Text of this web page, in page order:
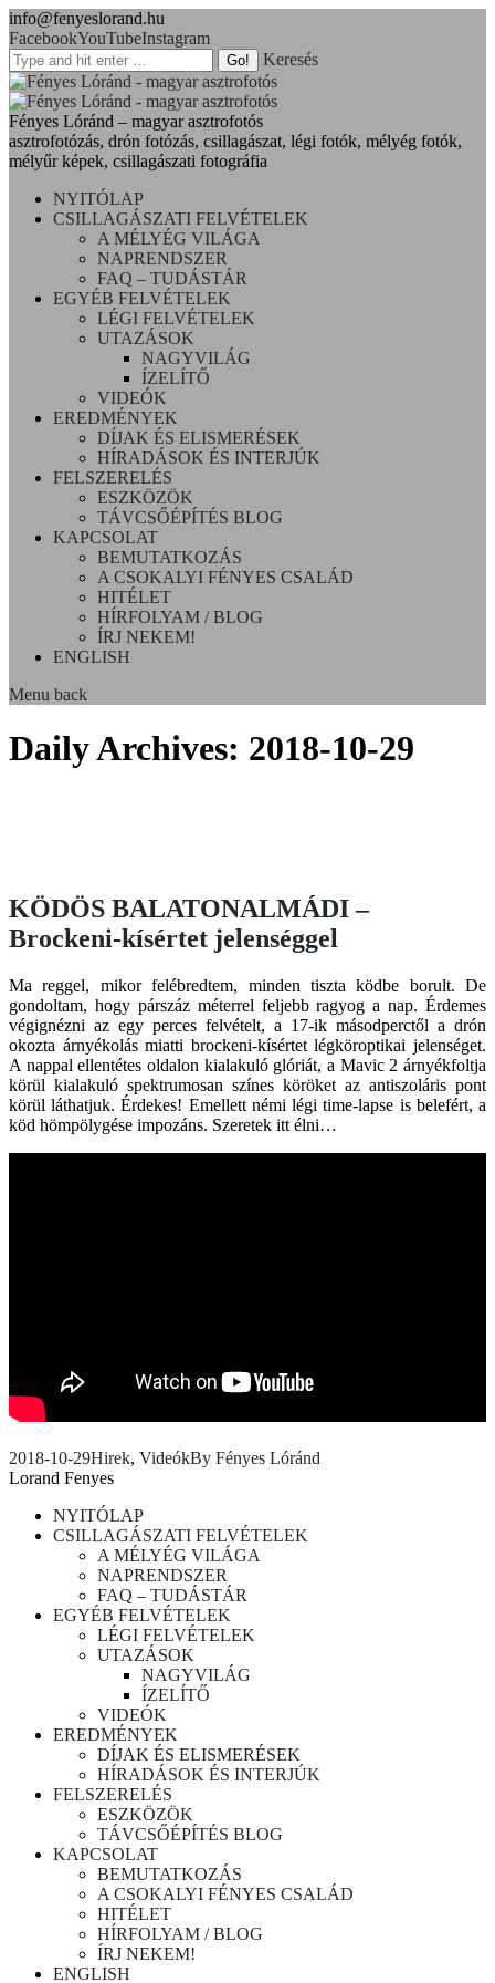
info@fenyeslorand.hu
FacebookYouTubeInstagram
Keresés
Fényes Lóránd – magyar asztrofotós
asztrofotózás, drón fotózás, csillagászat, légi fotók, mélyég fotók,
mélyűr képek, csillagászati fotográfia
NYITÓLAP
CSILLAGÁSZATI FELVÉTELEK
A MÉLYÉG VILÁGA
NAPRENDSZER
FAQ – TUDÁSTÁR
EGYÉB FELVÉTELEK
LÉGI FELVÉTELEK
UTAZÁSOK
NAGYVILÁG
ÍZELÍTŐ
VIDEÓK
EREDMÉNYEK
DÍJAK ÉS ELISMERÉSEK
HÍRADÁSOK ÉS INTERJÚK
FELSZERELÉS
ESZKÖZÖK
TÁVCSŐÉPÍTÉS BLOG
KAPCSOLAT
BEMUTATKOZÁS
A CSOKALYI FÉNYES CSALÁD
HITÉLET
HÍRFOLYAM / BLOG
ÍRJ NEKEM!
ENGLISH
Menu back
Daily Archives: 2018-10-29
KÖDÖS BALATONALMÁDI –
Brockeni-kísértet jelenséggel
Ma reggel, mikor felébredtem, minden tiszta ködbe borult. De
gondoltam, hogy párszáz méterrel feljebb ragyog a nap. Érdemes
végignézni az egy perces felvételt, a 17-ik másodperctől a drón
okozta árnyékolás miatti brockeni-kísértet légköroptikai jelenséget.
A nappal ellentétes oldalon kialakuló glóriát, a Mavic 2 árnyékfoltja
körül kialakuló spektrumosan színes köröket az antiszoláris pont
körül láthatjuk. Érdekes! Emellett némi légi time-lapse is belefért, a
köd hömpölygése impozáns. Szeretek itt élni…
2018-10-29Hirek, VideókBy Fényes Lóránd
Lorand Fenyes
NYITÓLAP
CSILLAGÁSZATI FELVÉTELEK
A MÉLYÉG VILÁGA
NAPRENDSZER
FAQ – TUDÁSTÁR
EGYÉB FELVÉTELEK
LÉGI FELVÉTELEK
UTAZÁSOK
NAGYVILÁG
ÍZELÍTŐ
VIDEÓK
EREDMÉNYEK
DÍJAK ÉS ELISMERÉSEK
HÍRADÁSOK ÉS INTERJÚK
FELSZERELÉS
ESZKÖZÖK
TÁVCSŐÉPÍTÉS BLOG
KAPCSOLAT
BEMUTATKOZÁS
A CSOKALYI FÉNYES CSALÁD
HITÉLET
HÍRFOLYAM / BLOG
ÍRJ NEKEM!
ENGLISH